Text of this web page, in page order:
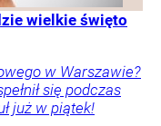
wielkie święto
w Warszawie?
się podczas
już w piątek!